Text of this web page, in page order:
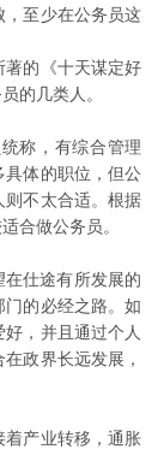
，至少在公务员这
的《十天谋定好
的几类人。
称，有综合管理
具体的职位，但公
则不太合适。根据
合做公务员。
仕途有所发展的
的必经之路。如
，并且通过个人
政界长远发展，
产业转移，通胀